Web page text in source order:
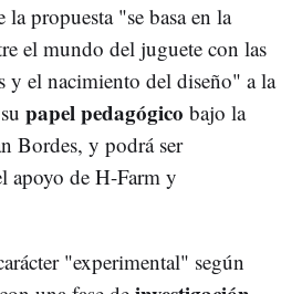
propuesta "se basa en la
el mundo del juguete con las
y el nacimiento del diseño" a la
papel pedagógico bajo la
Bordes, y podrá ser
apoyo de H-Farm y
"experimental" según